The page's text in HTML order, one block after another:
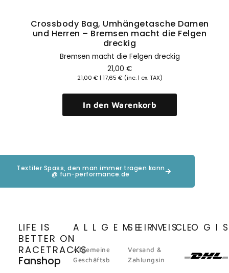
Crossbody Bag, Umhängetasche Damen
und Herren – Bremsen macht die Felgen
dreckig
Bremsen macht die Felgen dreckig
21,00 €
21,00 €| 17,65 €(inc. | ex. TAX)
In den Warenkorb
Textiler Spass, den man immer tragen kann
@ fun-performance.de
LIFE IS
BETTER ON
RACETRACKS
Fanshop
ALLGEMEINES
Allgemeine
Geschäftsbedingungen
SERVICE
Versand &
Zahlungsinformation